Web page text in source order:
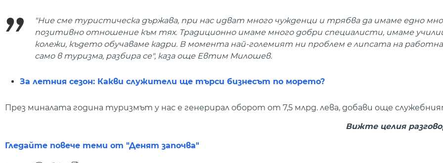
"Ние сме туристическа държава, при нас идват много чужденци и трябва да имаме едно
позитивно отношение към тях. Традиционно имаме много добри специалисти, имаме
колежи, където обучаваме кадри. В момента най-големият ни проблем е липсата на работна
само в туризма, разбира се", каза още Евтим Милошев.
За летния сезон: Какви служители ще търси бизнесът по морето?
През миналата година туризмът у нас е генерирал оборот от 7,5 млрд. лева, добави още
Вижте целия
Гледайте повече теми от "Денят започва"